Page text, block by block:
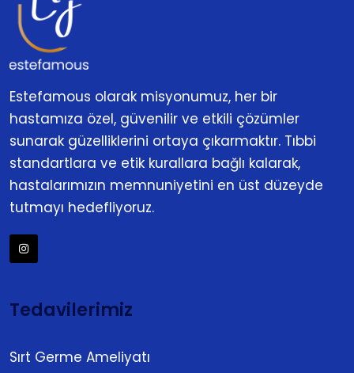
Estefamous olarak misyonumuz, her bir
hastamıza özel, güvenilir ve etkili çözümler
sunarak güzelliklerini ortaya çıkarmaktır. Tıbbi
standartlara ve etik kurallara bağlı kalarak,
hastalarımızın memnuniyetini en üst düzeyde
tutmayı hedefliyoruz.
Tedavilerimiz
Sırt Germe Ameliyatı